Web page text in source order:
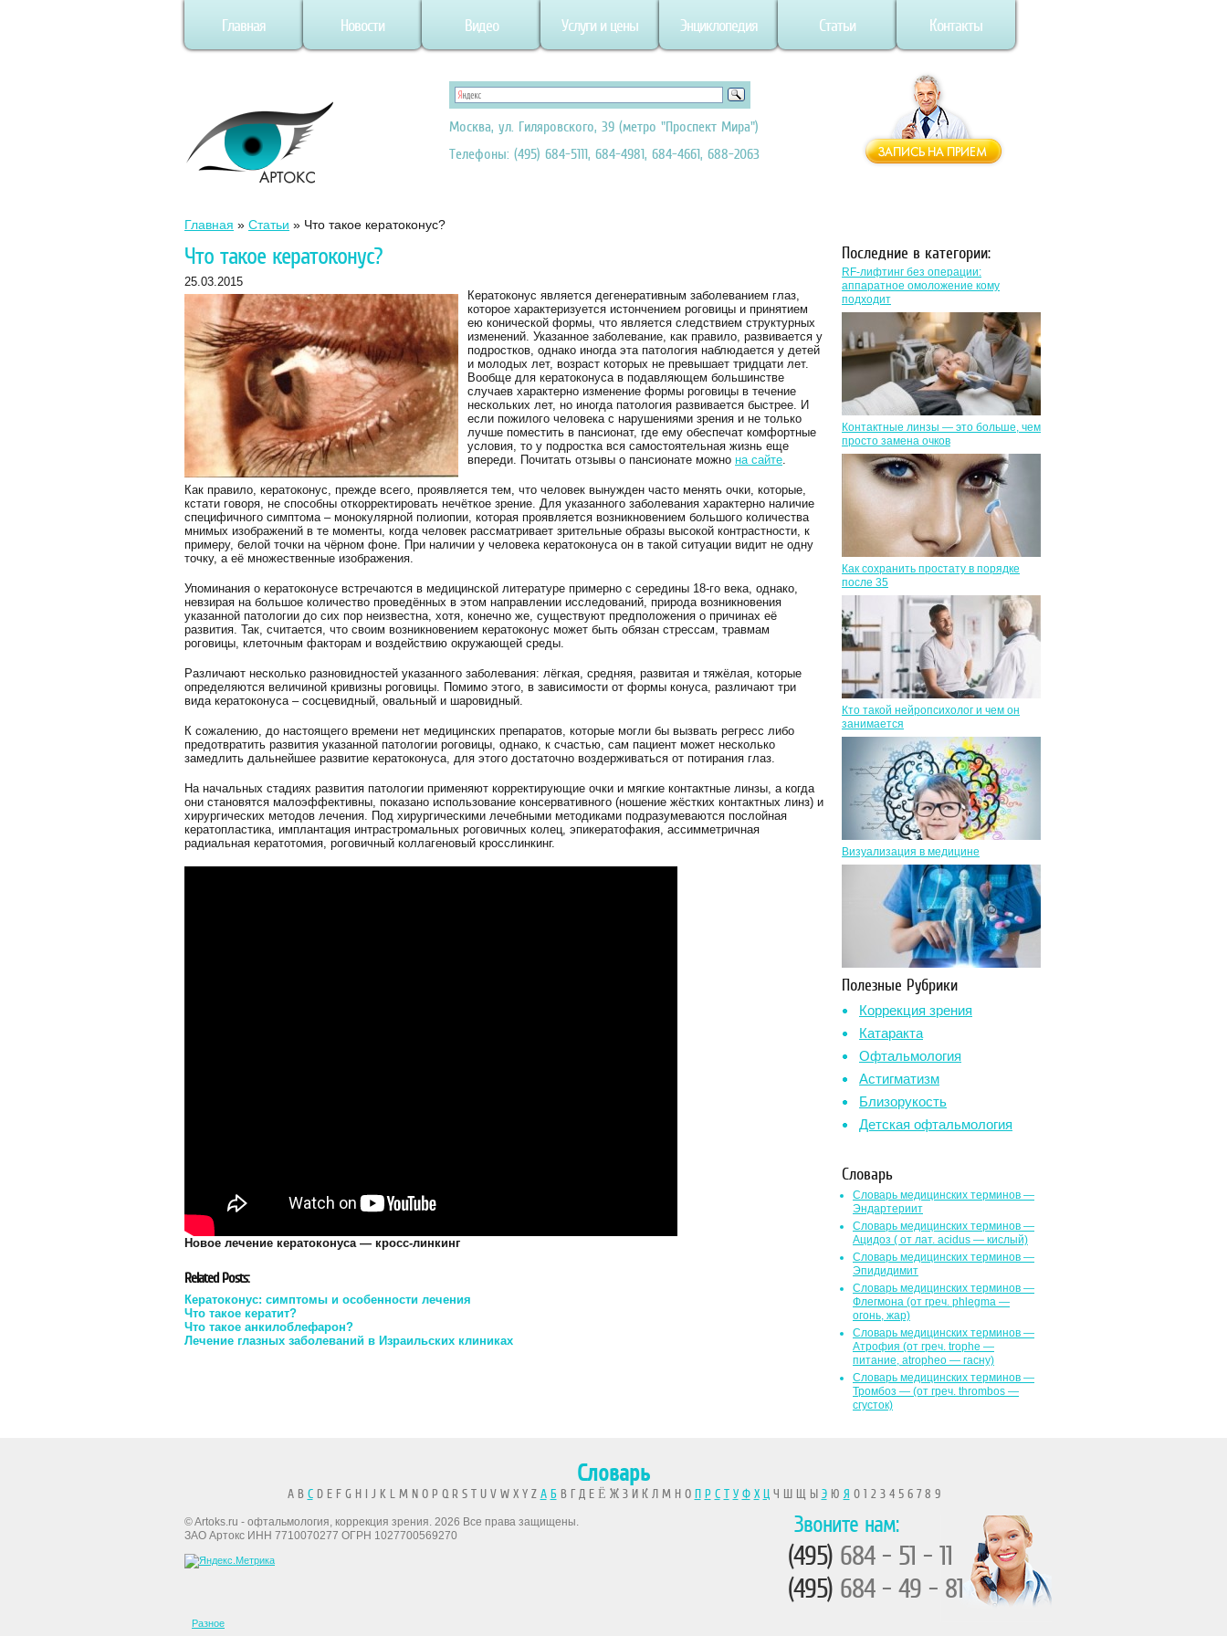
Главная Новости Видео Услуги и цены Энциклопедия Статьи Контакты
Москва, ул. Гиляровского, 39 (метро "Проспект Мира")
Телефоны: (495) 684-5111, 684-4981, 684-4661, 688-2063
Главная » Статьи » Что такое кератоконус?
Что такое кератоконус?
25.03.2015
Кератоконус является дегенеративным заболеванием глаз,
которое характеризуется истончением роговицы и принятием
ею конической формы, что является следствием структурных
изменений. Указанное заболевание, как правило, развивается у
подростков, однако иногда эта патология наблюдается у детей
и молодых лет, возраст которых не превышает тридцати лет.
Вообще для кератоконуса в подавляющем большинстве
случаев характерно изменение формы роговицы в течение
нескольких лет, но иногда патология развивается быстрее. И
если пожилого человека с нарушениями зрения и не только
лучше поместить в пансионат, где ему обеспечат комфортные
условия, то у подростка вся самостоятельная жизнь еще
впереди. Почитать отзывы о пансионате можно на сайте.
Как правило, кератоконус, прежде всего, проявляется тем, что человек вынужден часто менять очки, которые,
кстати говоря, не способны откорректировать нечёткое зрение. Для указанного заболевания характерно наличие
специфичного симптома – монокулярной полиопии, которая проявляется возникновением большого количества
мнимых изображений в те моменты, когда человек рассматривает зрительные образы высокой контрастности, к
примеру, белой точки на чёрном фоне. При наличии у человека кератоконуса он в такой ситуации видит не одну
точку, а её множественные изображения.
Упоминания о кератоконусе встречаются в медицинской литературе примерно с середины 18-го века, однако,
невзирая на большое количество проведённых в этом направлении исследований, природа возникновения
указанной патологии до сих пор неизвестна, хотя, конечно же, существуют предположения о причинах её
развития. Так, считается, что своим возникновением кератоконус может быть обязан стрессам, травмам
роговицы, клеточным факторам и воздействию окружающей среды.
Различают несколько разновидностей указанного заболевания: лёгкая, средняя, развитая и тяжёлая, которые
определяются величиной кривизны роговицы. Помимо этого, в зависимости от формы конуса, различают три
вида кератоконуса – сосцевидный, овальный и шаровидный.
К сожалению, до настоящего времени нет медицинских препаратов, которые могли бы вызвать регресс либо
предотвратить развития указанной патологии роговицы, однако, к счастью, сам пациент может несколько
замедлить дальнейшее развитие кератоконуса, для этого достаточно воздерживаться от потирания глаз.
На начальных стадиях развития патологии применяют корректирующие очки и мягкие контактные линзы, а когда
они становятся малоэффективны, показано использование консервативного (ношение жёстких контактных линз) и
хирургических методов лечения. Под хирургическими лечебными методиками подразумеваются послойная
кератопластика, имплантация интрастромальных роговичных колец, эпикератофакия, ассимметричная
радиальная кератотомия, роговичный коллагеновый кросслинкинг.
Новое лечение кератоконуса — кросс-линкинг
Related Posts:
Кератоконус: симптомы и особенности лечения
Что такое кератит?
Что такое анкилоблефарон?
Лечение глазных заболеваний в Израильских клиниках
Последние в категории:
RF-лифтинг без операции:
аппаратное омоложение кому
подходит
Контактные линзы — это больше, чем
просто замена очков
Как сохранить простату в порядке
после 35
Кто такой нейропсихолог и чем он
занимается
Визуализация в медицине
Полезные Рубрики
Коррекция зрения
Катаракта
Офтальмология
Астигматизм
Близорукость
Детская офтальмология
Словарь
Словарь медицинских терминов —
Эндартериит
Словарь медицинских терминов —
Ацидоз ( от лат. асidus — кислый)
Словарь медицинских терминов —
Эпидидимит
Словарь медицинских терминов —
Флегмона (от гpeч. phlegma —
огонь, жар)
Словарь медицинских терминов —
Атрофия (от греч. trophe —
питание, atropheo — гасну)
Словарь медицинских терминов —
Тромбоз — (от греч. thrombos —
сгусток)
Словарь
A B CD E F G H I J K L M N O P Q R S T U V W X Y Z А БВ Г Д Е Ё Ж З И К Л М Н О П Р С Т У Ф Х ЦЧ Ш Щ Ы ЭЮ Я 0 1 2 3 4 5 6 7 8 9
© Artoks.ru - офтальмология, коррекция зрения. 2026 Все права защищены.
ЗАО Артокс ИНН 7710070277 ОГРН 1027700569270
Звоните нам:
(495) 684 - 51 - 11
(495) 684 - 49 - 81
Разное